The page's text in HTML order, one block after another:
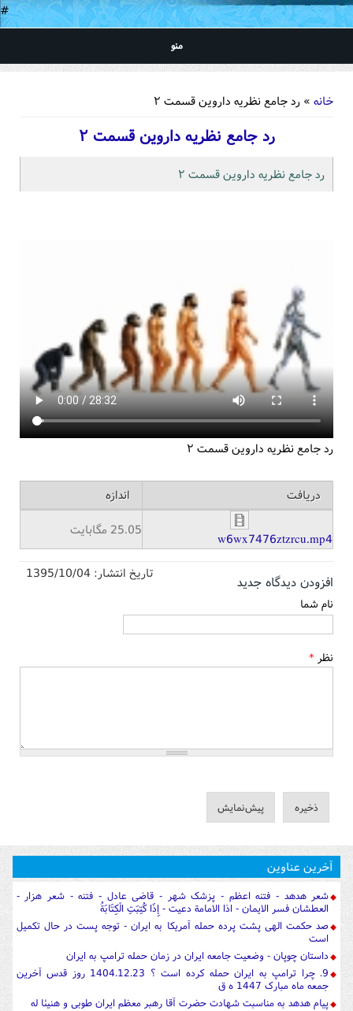
#
منو
خانه » رد جامع نظریه داروین قسمت ۲
رد جامع نظریه داروین قسمت ۲
رد جامع نظریه داروین قسمت ۲
رد جامع نظریه داروین قسمت ۲
دریافت اندازه
w6wx7476ztzrcu.mp4
25.05 مگابایت
تاریخ انتشار: 1395/10/04 افزودن دیدگاه جدید
نام شما
نظر *
آخرین عناوین
شعر هدهد - فتنه اعظم - پزشک شهر - قاضی عادل - فتنه - شعر هزار -
العطشان فسر الایمان - اذا الامامة دعیت - إِذَا كُتِبَتِ الْكِتَابَةُ
صد حکمت الهی پشت پرده حمله آمریکا به ایران - توجه پست در حال تکمیل
است
داستان چوپان - وضعیت جامعه ایران در زمان حمله ترامپ به ایران
9. چرا ترامپ به ایران حمله کرده است ؟ 1404.12.23 روز قدس آخرین
جمعه ماه مبارک 1447 ه ق
پیام هدهد به مناسبت شهادت حضرت آقا رهبر معظم ایران طوبی و هنیئا له